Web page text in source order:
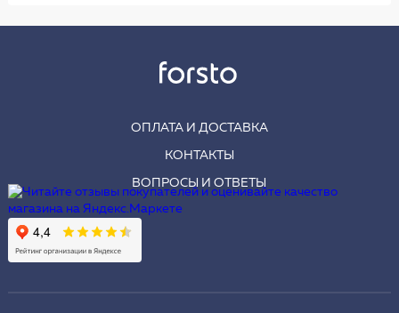
ОПЛАТА И ДОСТАВКА
КОНТАКТЫ
ВОПРОСЫ И ОТВЕТЫ